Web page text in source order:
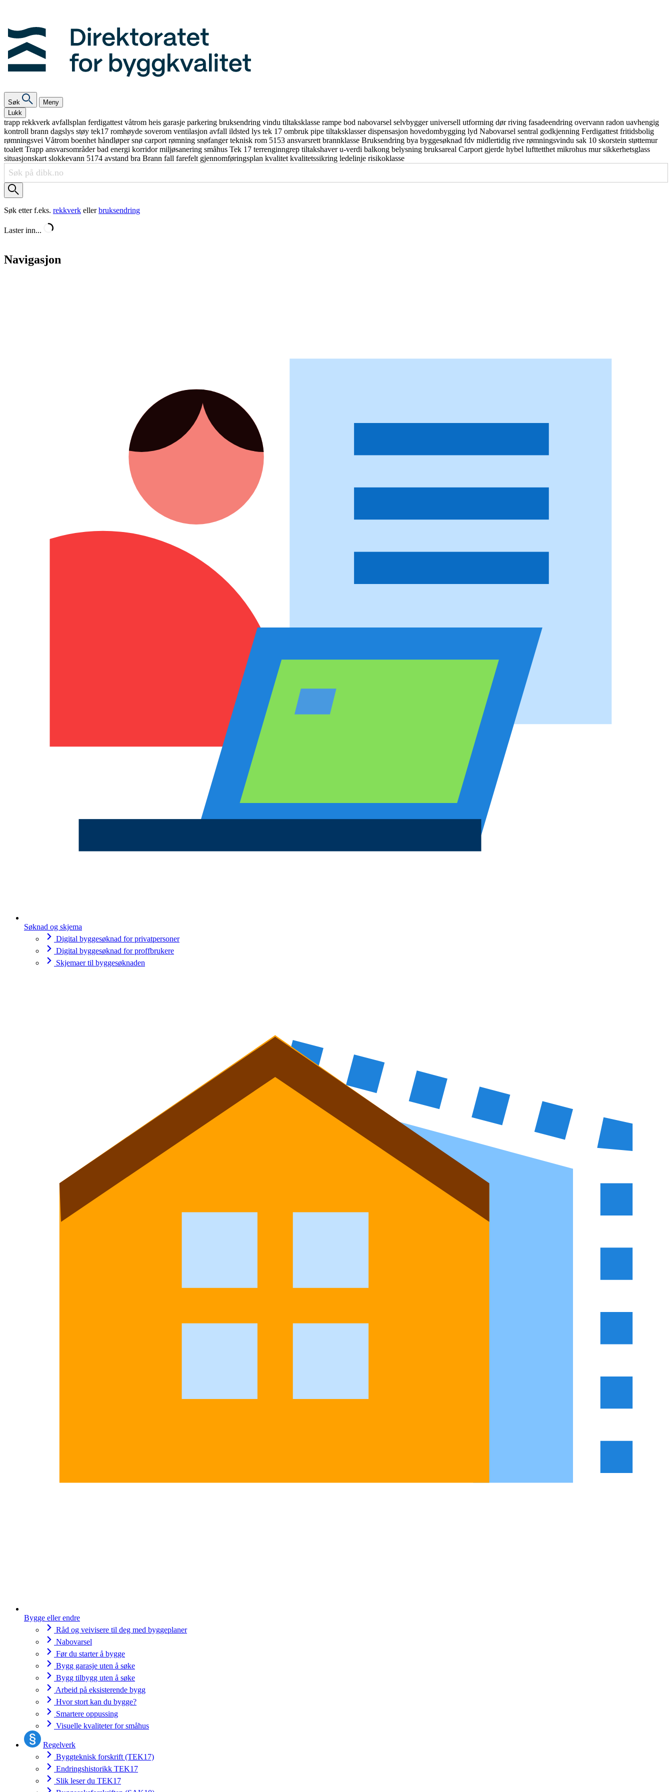
Søk
Meny
Lukk
trapp rekkverk avfallsplan ferdigattest våtrom heis garasje parkering bruksendring vindu tiltaksklasse rampe bod nabovarsel selvbyggeruniversell utforming dørriving fasadeendring overvann radon uavhengig
kontroll brann dagslys støy tek17 romhøyde soverom ventilasjon avfall ildsted lys tek 17 ombruk pipe tiltaksklasserdispensasjon hovedombygging lyd Nabovarsel sentral godkjenning Ferdigattest fritidsbolig
rømningsvei Våtrom boenhet håndløpersnø carport rømning snøfangerteknisk rom 5153 ansvarsrett brannklasse Bruksendring bya byggesøknad fdv midlertidig rive rømningsvindu sak 10 skorstein støttemur
toalett Trapp ansvarsområderbad energi korridormiljøsanering småhus Tek 17 terrenginngrep tiltakshaveru-verdi balkong belysning bruksareal Carport gjerde hybel lufttetthet mikrohus mursikkerhetsglass
situasjonskart slokkevann 5174 avstand bra Brann fall farefelt gjennomføringsplan kvalitet kvalitetssikring ledelinje risikoklasse
Søk etter f.eks. rekkverk ellerbruksendring
Laster inn...
Navigasjon
Søknad og skjema
Digital byggesøknad for privatpersoner
Digital byggesøknad for proffbrukere
Skjemaer til byggesøknaden
Bygge eller endre
Råd og veivisere til deg med byggeplaner
Nabovarsel
Før du starter å bygge
Bygg garasje uten å søke
Bygg tilbygg uten å søke
Arbeid på eksisterende bygg
Hvor stort kan du bygge?
Smartere oppussing
Visuelle kvaliteter for småhus
Regelverk
Byggteknisk forskrift (TEK17)
Endringshistorikk TEK17
Slik leser du TEK17